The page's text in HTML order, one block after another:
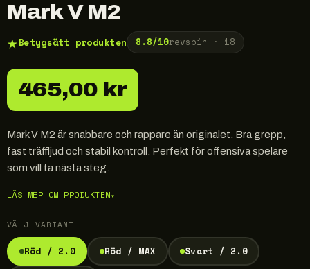
Mark V M2
★Betygsätt produkten 8.8/10revspin · 18
465,00 kr
Mark V M2 är snabbare och rappare än originalet. Bra grepp,
fast träffljud och stabil kontroll. Perfekt för offensiva spelare
som vill ta nästa steg.
LÄS MER OM PRODUKTEN▾
VÄLJ VARIANT
Röd / 2.0 Röd / MAX Svart / 2.0